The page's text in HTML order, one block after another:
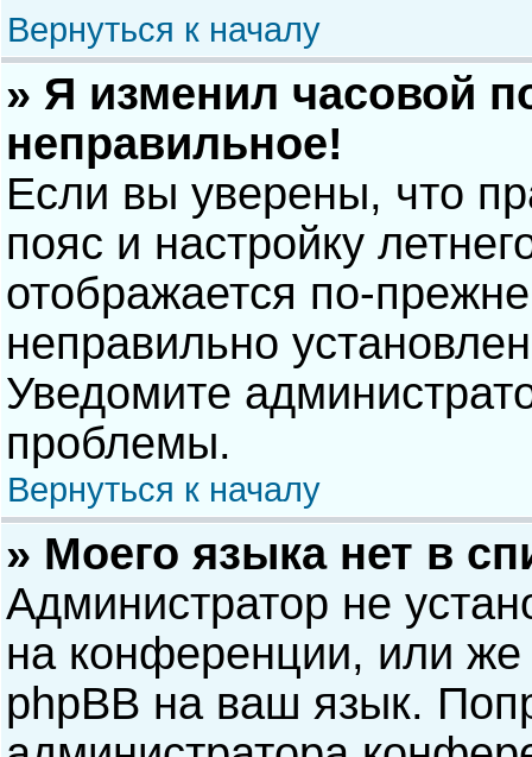
Вернуться к началу
» Я изменил часовой
неправильное!
Если вы уверены, что
пояс и настройку
отображается по-
неправильно
Уведомите
проблемы.
Вернуться к началу
» Моего языка нет в
Администратор не
на конференции, или же
phpBB на ваш язык.